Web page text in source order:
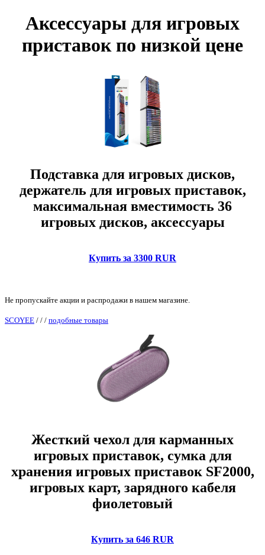
Аксессуары для игровых
приставок по низкой цене
Подставка для игровых дисков,
держатель для игровых приставок,
максимальная вместимость 36
игровых дисков, аксессуары
Купить за 3300 RUR
Не пропускайте акции и распродажи в нашем магазине.
SCOYEE / / / подобные товары
Жесткий чехол для карманных
игровых приставок, сумка для
хранения игровых приставок SF2000,
игровых карт, зарядного кабеля
фиолетовый
Купить за 646 RUR